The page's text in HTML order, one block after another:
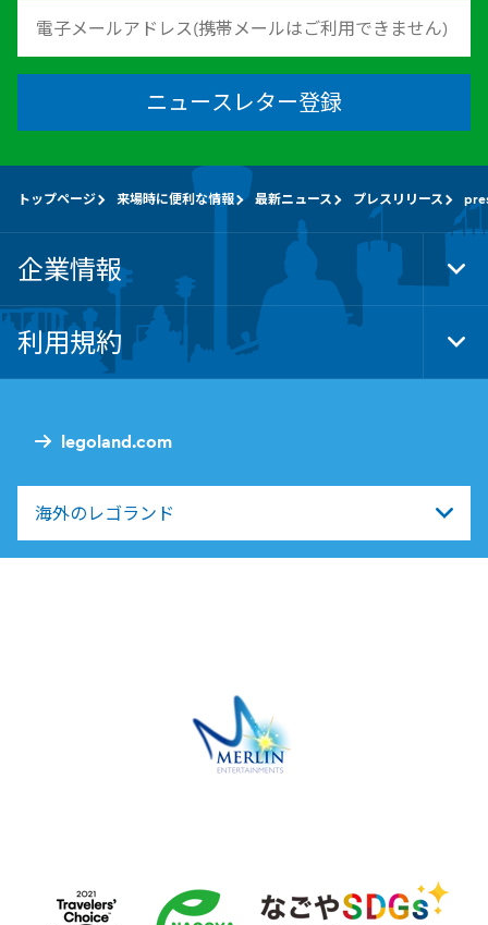
ニュースレター登録
legoland.com
海外のレゴランド
トップページ 来場時に便利な情報 最新ニュース プレスリリース
企業情報
利用規約